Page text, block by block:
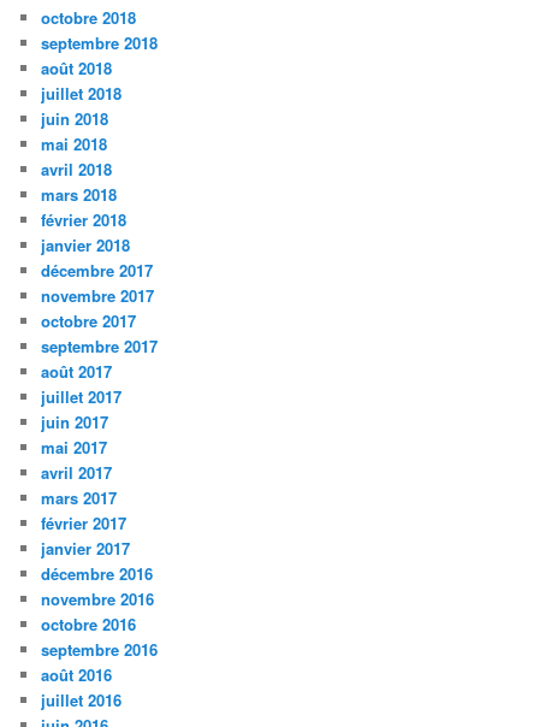
octobre 2018
septembre 2018
août 2018
juillet 2018
juin 2018
mai 2018
avril 2018
mars 2018
février 2018
janvier 2018
décembre 2017
novembre 2017
octobre 2017
septembre 2017
août 2017
juillet 2017
juin 2017
mai 2017
avril 2017
mars 2017
février 2017
janvier 2017
décembre 2016
novembre 2016
octobre 2016
septembre 2016
août 2016
juillet 2016